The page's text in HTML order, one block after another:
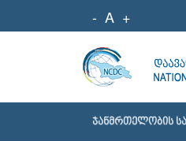
- A +
ᲯᲐᲜᲛᲠᲗᲔᲚᲝᲑᲘᲡ